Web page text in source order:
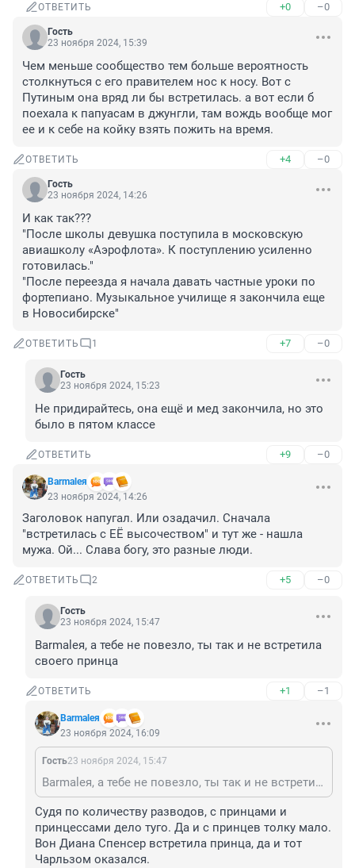
ОТВЕТИТЬ +0 –0
Гость
23 ноября 2024, 15:39
Чем меньше сообщество тем больше вероятность
столкнуться с его правителем нос к носу. Вот с
Путиным она вряд ли бы встретилась. а вот если б
поехала к папуасам в джунгли, там вождь вообще мог
ее и к себе на койку взять пожить на время.
ОТВЕТИТЬ +4 –0
Гость
23 ноября 2024, 14:26
И как так???
"После школы девушка поступила в московскую
авиашколу «Аэрофлота». К поступлению усиленно
готовилась."
"После переезда я начала давать частные уроки по
фортепиано. Музыкальное училище я закончила еще
в Новосибирске"
ОТВЕТИТЬ 1 +7 –0
Гость
23 ноября 2024, 15:23
Не придирайтесь, она ещё и мед закончила, но это
было в пятом классе
ОТВЕТИТЬ +9 –0
Barmaleя
23 ноября 2024, 14:26
Заголовок напугал. Или озадачил. Сначала
"встретилась с ЕЁ высочеством" и тут же - нашла
мужа. Ой... Слава богу, это разные люди.
ОТВЕТИТЬ 2 +5 –0
Гость
23 ноября 2024, 15:47
Barmaleя, а тебе не повезло, ты так и не встретила
своего принца
ОТВЕТИТЬ +1 –1
Barmaleя
23 ноября 2024, 16:09
Гость23 ноября 2024, 15:47
Barmaleя, а тебе не повезло, ты так и не встретила своего принца
Судя по количеству разводов, с принцами и
принцессами дело туго. Да и с принцев толку мало.
Вон Диана Спенсер встретила принца, да и тот
Чарльзом оказался.